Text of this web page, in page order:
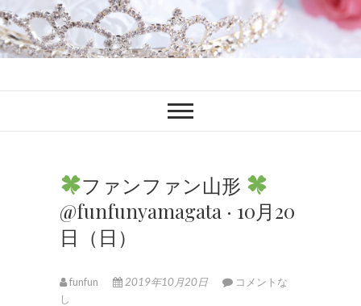
ファンブロ
ファンファン山形
@funfunyamagata · 10月20
日（日）
funfun 2019年10月20日
コメントな
し